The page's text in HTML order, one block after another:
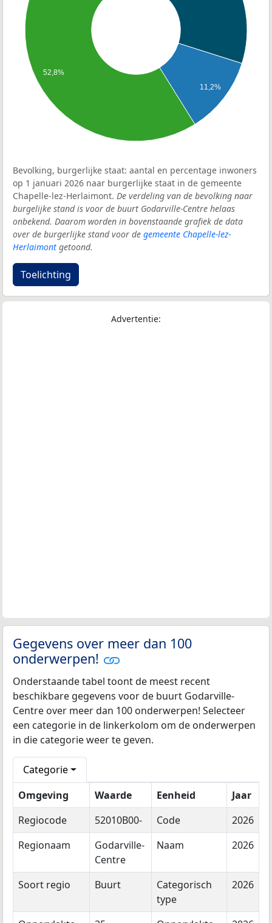
11,2%
52,8%
Bevolking, burgerlijke staat: aantal en percentage inwoners
op 1 januari 2026 naar burgerlijke staat in de gemeente
Chapelle-lez-Herlaimont. De verdeling van de bevolking naar
burgelijke stand is voor de buurt Godarville-Centre helaas
onbekend. Daarom worden in bovenstaande grafiek de data
over de burgerlijke stand voor de gemeente Chapelle-lez-
Herlaimont getoond.
Toelichting
Advertentie:
Gegevens over meer dan 100
onderwerpen!
Onderstaande tabel toont de meest recent
beschikbare gegevens voor de buurt Godarville-
Centre over meer dan 100 onderwerpen! Selecteer
een categorie in de linkerkolom om de onderwerpen
in die categorie weer te geven.
Categorie
Omgeving
Waarde Eenheid
Jaar
Regiocode
52010B00- Code
2026
Regionaam
Godarville-
Centre
Naam 2026
Soort regio Buurt
Categorisch
type
2026